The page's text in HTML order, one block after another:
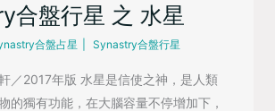
合盤行星 之 水星
合盤占星 Synastry合盤行星
／2017年版 水星是信使之神，是人類
的獨有功能，在大腦容量不停增加下，